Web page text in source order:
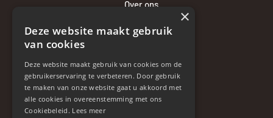
Over ons
Bezorgen en betalen
Contact
Disclaimer
Algemene voorwaarden
Deze website maakt gebruik
van cookies
Deze website maakt gebruik van cookies om de
gebruikerservaring te verbeteren. Door gebruik
te maken van onze website gaat u akkoord met
alle cookies in overeenstemming met ons
Cookiebeleid. Lees meer
×